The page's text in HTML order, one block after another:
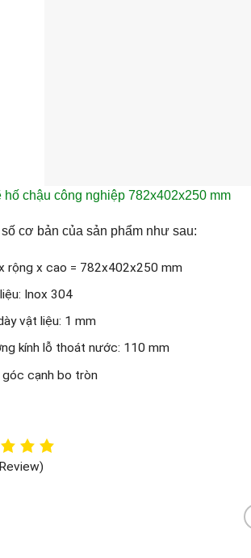
hố chậu công nghiệp 782x402x250 mm
cơ bản của sản phẩm như sau:
rộng x cao = 782x402x250 mm
Inox 304
vật liệu: 1 mm
kính lỗ thoát nước: 110 mm
góc cạnh bo tròn